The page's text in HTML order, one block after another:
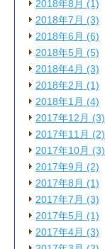
2018年8月 (1)
2018年7月 (3)
2018年6月 (6)
2018年5月 (5)
2018年4月 (3)
2018年2月 (1)
2018年1月 (4)
2017年12月 (3)
2017年11月 (2)
2017年10月 (3)
2017年9月 (2)
2017年8月 (1)
2017年7月 (3)
2017年5月 (1)
2017年4月 (3)